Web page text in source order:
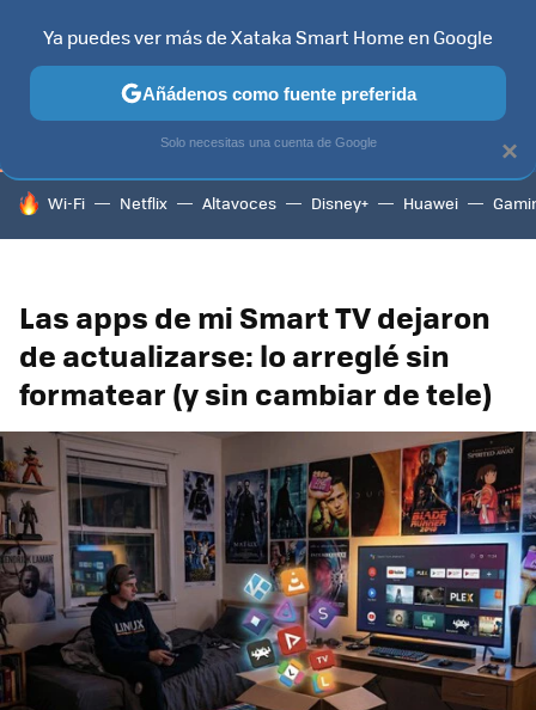
TELEVISORES CONTENIDOS SMART TV SELECCIÓN
HOY SE HABLA DE
Wi-Fi Netflix Altavoces Disney+ Huawei
Las apps de mi Smart TV dejaron
de actualizarse: lo arreglé sin
formatear (y sin cambiar de tele)
×
Ya puedes ver más de Xataka Smart Home en Google
Añádenos como fuente preferida
Solo necesitas una cuenta de Google